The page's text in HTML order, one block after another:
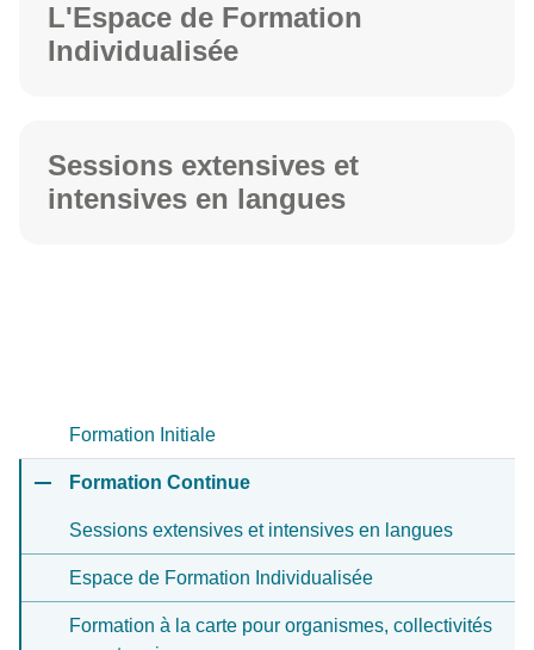
L'Espace de Formation
Individualisée
Sessions extensives et
intensives en langues
Formation Initiale
Formation Continue
Sessions extensives et intensives en langues
Espace de Formation Individualisée
Formation à la carte pour organismes, collectivités